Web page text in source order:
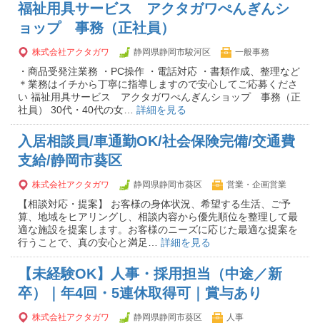
福祉用具サービス アクタガワぺんぎんシ
ョップ 事務（正社員）
株式会社アクタガワ 静岡県静岡市駿河区 一般事務
・商品受発注業務 ・PC操作 ・電話対応 ・書類作成、整理など
＊業務はイチから丁寧に指導しますので安心してご応募くださ
い 福祉用具サービス アクタガワぺんぎんショップ 事務（正
社員） 30代・40代の女… 詳細を見る
入居相談員/車通勤OK/社会保険完備/交通費
支給/静岡市葵区
株式会社アクタガワ 静岡県静岡市葵区 営業・企画営業
【相談対応・提案】 お客様の身体状況、希望する生活、ご予
算、地域をヒアリングし、相談内容から優先順位を整理して最
適な施設を提案します。お客様のニーズに応じた最適な提案を
行うことで、真の安心と満足… 詳細を見る
【未経験OK】人事・採用担当（中途／新
卒）｜年4回・5連休取得可｜賞与あり
株式会社アクタガワ 静岡県静岡市葵区 人事